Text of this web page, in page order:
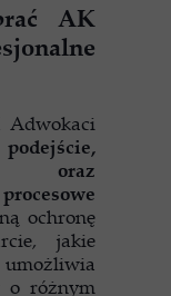
AK
Adwokaci
oraz
ochronę
jakie
umożliwia
o różnym